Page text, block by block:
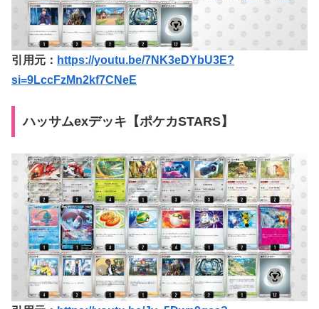
引用元： https://youtu.be/7NK3eDYbU3E?
si=9LccFzMn2kf7CNeE
ハッサムexデッキ【ポケカSTARS】